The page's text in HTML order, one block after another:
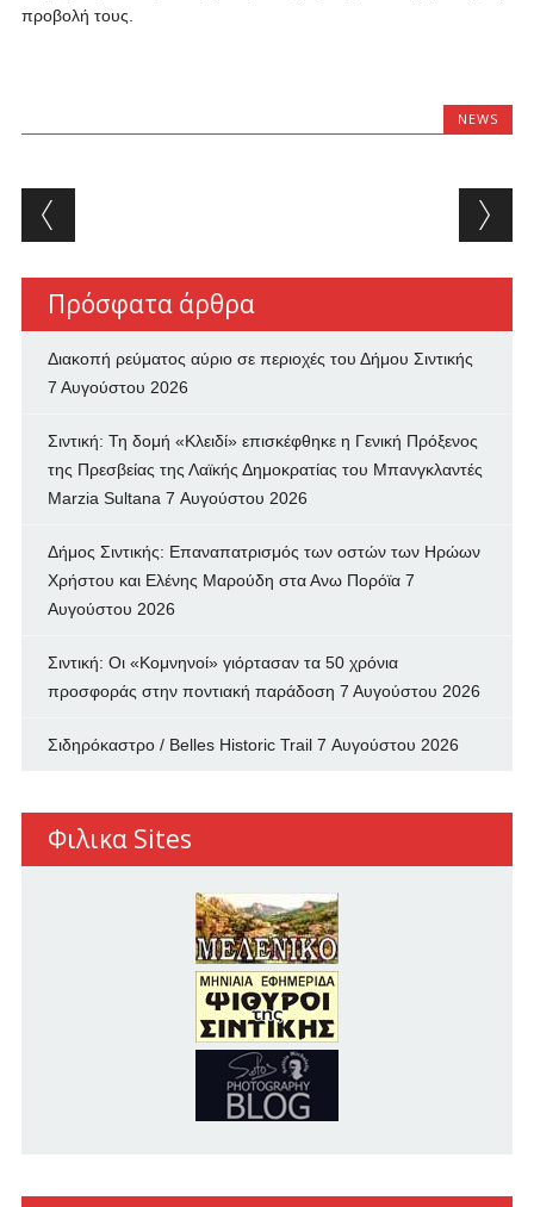
προβολή τους.
NEWS
Post navigation
Πρόσφατα άρθρα
Διακοπή ρεύματος αύριο σε περιοχές του Δήμου Σιντικής
7 Αυγούστου 2026
Σιντική: Τη δομή «Κλειδί» επισκέφθηκε η Γενική Πρόξενος
της Πρεσβείας της Λαϊκής Δημοκρατίας του Μπανγκλαντές
Marzia Sultana 7 Αυγούστου 2026
Δήμος Σιντικής: Επαναπατρισμός των oστών των Ηρώων
Χρήστου και Ελένης Μαρούδη στα Ανω Πορόϊα 7
Αυγούστου 2026
Σιντική: Οι «Κομνηνοί» γιόρτασαν τα 50 χρόνια
προσφοράς στην ποντιακή παράδοση 7 Αυγούστου 2026
Σιδηρόκαστρο / Belles Historic Trail 7 Αυγούστου 2026
Φιλικα Sites